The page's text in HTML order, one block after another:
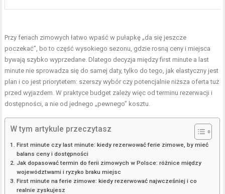
Przy feriach zimowych łatwo wpaść w pułapkę „da się jeszcze
poczekać”, bo to część wysokiego sezonu, gdzie rosną ceny i miejsca
bywają szybko wyprzedane. Dlatego decyzja między first minute a last
minute nie sprowadza się do samej daty, tylko do tego, jak elastyczny jest
plan i co jest priorytetem: szerszy wybór czy potencjalnie niższa oferta tuż
przed wyjazdem. W praktyce budget zależy więc od terminu rezerwacji i
dostępności, a nie od jednego „pewnego” kosztu.
W tym artykule przeczytasz
First minute czy last minute: kiedy rezerwować ferie zimowe, by mieć
balans ceny i dostępności
Jak dopasować termin do ferii zimowych w Polsce: różnice między
województwami i ryzyko braku miejsc
First minute na ferie zimowe: kiedy rezerwować najwcześniej i co
realnie zyskujesz